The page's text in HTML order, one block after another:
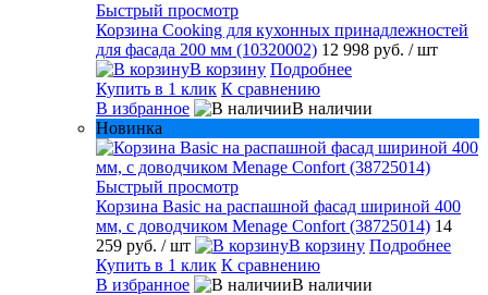
Быстрый просмотр
Корзина Cooking для кухонных принадлежностей
для фасада 200 мм (10320002) 12 998 руб. / шт
В корзину Подробнее
Купить в 1 клик К сравнению
В избранное
В наличии
Новинка
Быстрый просмотр
Корзина Basic на распашной фасад шириной 400
мм, с доводчиком Menage Confort (38725014) 14
259 руб. / шт В корзину Подробнее
Купить в 1 клик К сравнению
В избранное
В наличии